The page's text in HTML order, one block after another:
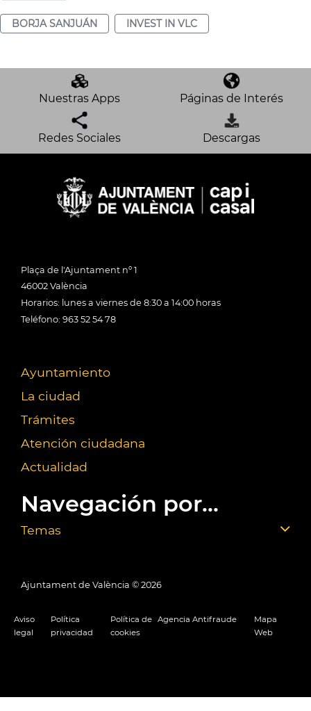
BORJA SANJUÁN INVEST IN VLC
Nuestras Apps Páginas de Interés
Redes Sociales Descargas
Plaça de l'Ajuntament nº 1
46002 València
Horarios: lunes a viernes de 8:30 a 14:00 horas
Teléfono: 963 52 54 78
Ayuntamiento
La ciudad
Trámites
Atención ciudadana
Actualidad
Navegación por...
Temas
Ajuntament de València © 2026
Aviso
legal
Política
privacidad
Política de
cookies
Agencia Antifraude
Mapa
Web